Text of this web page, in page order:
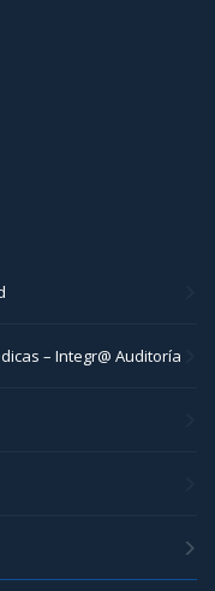
– Integr@ Auditoría